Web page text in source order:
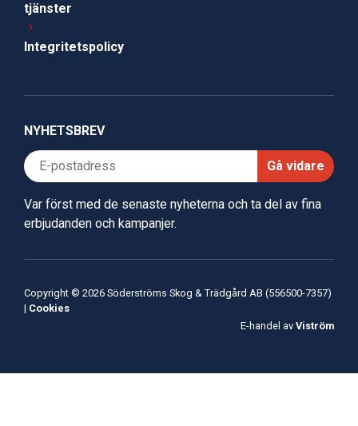
tjänster
Integritetspolicy
NYHETSBREV
Gå vidare
Var först med de senaste nyheterna och ta del av fina
erbjudanden och kampanjer.
Copyright © 2026 Söderströms Skog & Trädgård AB (556500-7357)
| Cookies
E-handel av Viström